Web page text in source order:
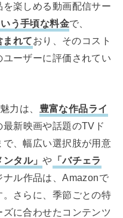
楽しめる動画配信サー
う手頃な料金で、
れており、そのコスト
ーザーに評価されてい
力は、 豊富な作品ライ
新映画や話題のTVド
、幅広い選択肢が用意
ンタル」や 「バチェラ
ナル作品は、Amazonで
さらに、季節ごとの特
に合わせたコンテンツ